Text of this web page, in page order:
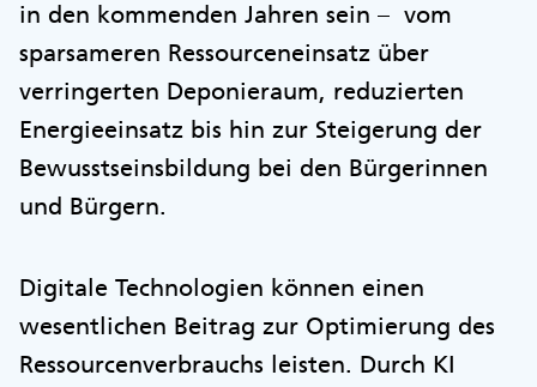
in den kommenden Jahren sein – vom
sparsameren Ressourceneinsatz über
verringerten Deponieraum, reduzierten
Energieeinsatz bis hin zur Steigerung der
Bewusstseinsbildung bei den Bürgerinnen
und Bürgern.
Digitale Technologien können einen
wesentlichen Beitrag zur Optimierung des
Ressourcenverbrauchs leisten. Durch KI